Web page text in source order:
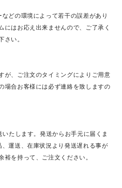
どの環境によって若干の誤差があり
にはお応え出来ませんので、ご了承く
さい。
が、ご注文のタイミングによりご用意
場合お客様には必ず連絡を致しますの
たします。発送からお手元に届くま
運送、在庫状況より発送遅れる事が
を持って、ご注文ください。